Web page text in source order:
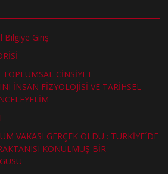
Bilgiye Giriş
TOPLUMSAL CİNSİYET
İNSAN FİZYOLOJİSİ VE TARİHSEL
VAKASI GERÇEK OLDU : TÜRKİYE´DE
KONULMUŞ BİR